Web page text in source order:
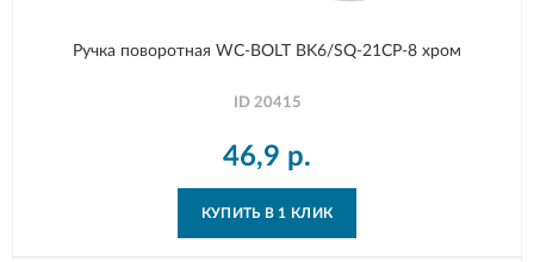
Ручка поворотная WC-BOLT BK6/SQ-21CP-8 хром
ID 20415
46,9 р.
КУПИТЬ В 1 КЛИК